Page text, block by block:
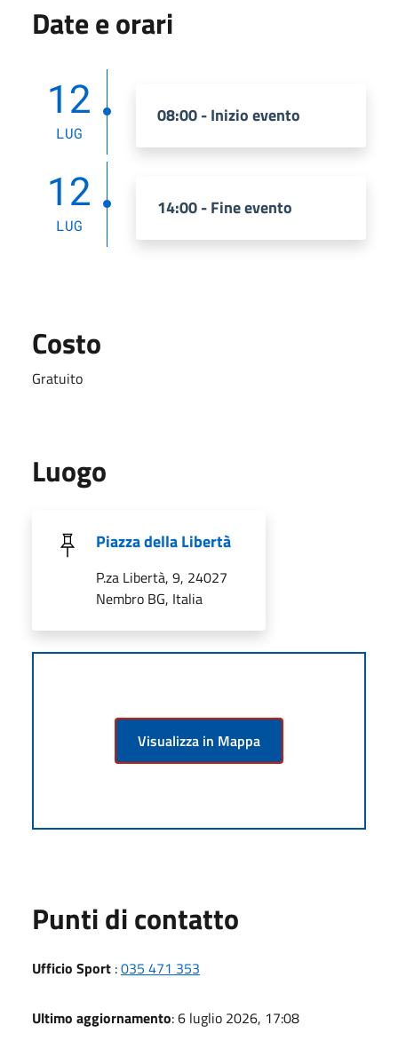
Date e orari
12
LUG
08:00 - Inizio evento
12
LUG
14:00 - Fine evento
Costo
Gratuito
Luogo
Piazza della Libertà
P.za Libertà, 9, 24027
Nembro BG, Italia
Visualizza in Mappa
Punti di contatto
Ufficio Sport :035 471 353
Ultimo aggiornamento: 6 luglio 2026, 17:08